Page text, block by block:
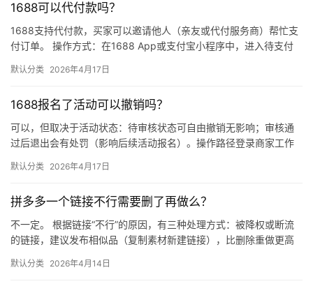
1688可以代付款吗？
1688支持代付款，买家可以邀请他人（亲友或代付服务商）帮忙支
付订单。 操作方式：在1688 App或支付宝小程序中，进入待支付
默认分类 2026年4月17日
1688报名了活动可以撤销吗？
可以，但取决于活动状态：待审核状态可自由撤销无影响；审核通
过后退出会有处罚（影响后续活动报名）。操作路径登录商家工作
默认分类 2026年4月17日
拼多多一个链接不行需要删了再做么？
不一定。 根据链接“不行”的原因，有三种处理方式：被降权或断流
的链接，建议发布相似品（复制素材新建链接），比删除重做更高
市…
默认分类 2026年4月14日